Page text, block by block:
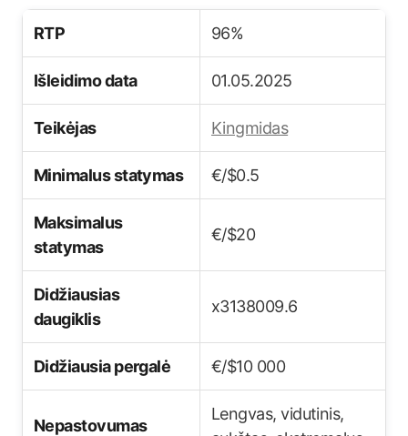
RTP 96%
Išleidimo data 01.05.2025
Teikėjas Kingmidas
Minimalus statymas €/$0.5
Maksimalus
statymas
€/$20
Didžiausias
daugiklis
x3138009.6
Didžiausia pergalė €/$10 000
Nepastovumas
Lengvas, vidutinis,